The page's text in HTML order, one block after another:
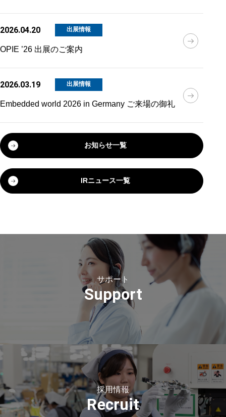
2026.04.20 出展情報
OPIE ’26 出展のご案内
2026.03.19 出展情報
Embedded world 2026 in Germany ご来場の御礼
お知らせ一覧
IRニュース一覧
サポート
Support
採用情報
Recruit